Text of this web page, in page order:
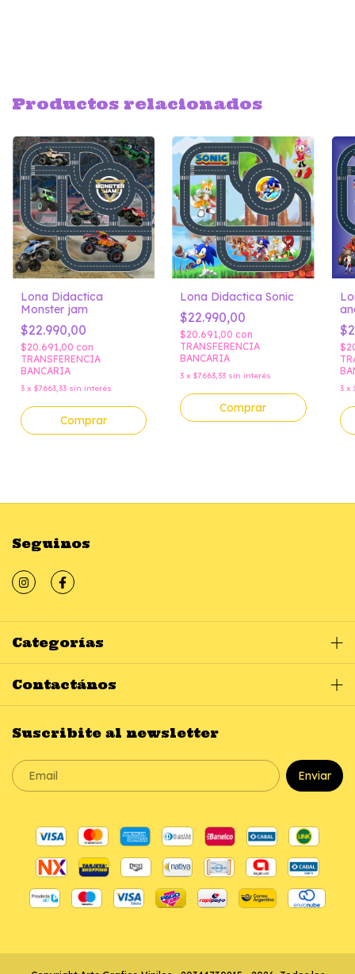
Productos relacionados
Lona Didactica
Monster jam
$22.990,00
$20.691,00 con
TRANSFERENCIA
BANCARIA
3 x $7.663,33 sin interés
Comprar
Lona Didactica Sonic
$22.990,00
$20.691,00con
TRANSFERENCIA
BANCARIA
3 x$7.663,33 sin interés
Comprar
3 x
Seguinos
Categorías
Contactános
Suscribite al newsletter